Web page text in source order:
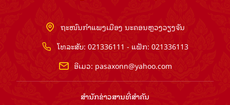
ຖະໜົນກຳແພງເມືອງ ນະຄອນຫຼວງວຽງຈັນ
ໂທລະສັບ: 021336111 - ແຟັກ: 021336113
ອີເມວ: pasaxonn@yahoo.com
ສຳ​ນັກ​ຂ່າວ​ສານ​ທີ່​ສຳ​ຄັນ​